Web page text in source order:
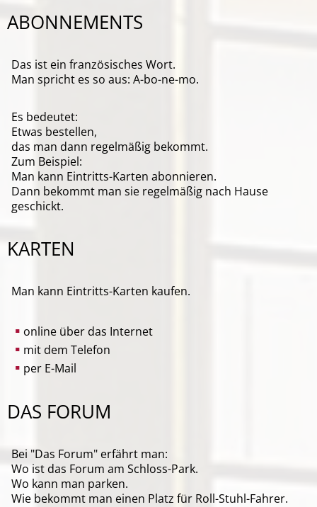
ABONNEMENTS
Das ist ein französisches Wort.
Man spricht es so aus: A-bo-ne-mo.
Es bedeutet:
Etwas bestellen,
das man dann regelmäßig bekommt.
Zum Beispiel:
Man kann Eintritts-Karten abonnieren.
Dann bekommt man sie regelmäßig nach Hause
geschickt.
KARTEN
Man kann Eintritts-Karten kaufen.
online über das Internet
mit dem Telefon
per E-Mail
DAS FORUM
Bei "Das Forum" erfährt man:
Wo ist das Forum am Schloss-Park.
Wo kann man parken.
Wie bekommt man einen Platz für Roll-Stuhl-Fahrer.